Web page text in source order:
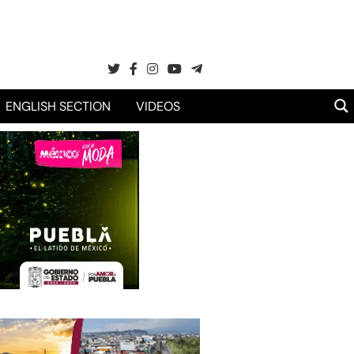
ENGLISH SECTION VIDEOS